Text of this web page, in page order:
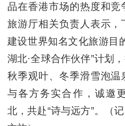
品在香港市场的热度和竞
旅游厅相关负责人表示
建设世界知名文化旅游目
湖北·全球合作伙伴”计划
秋季观叶、冬季滑雪泡
与各方务实合作，诚邀
北，共赴“诗与远方”。（